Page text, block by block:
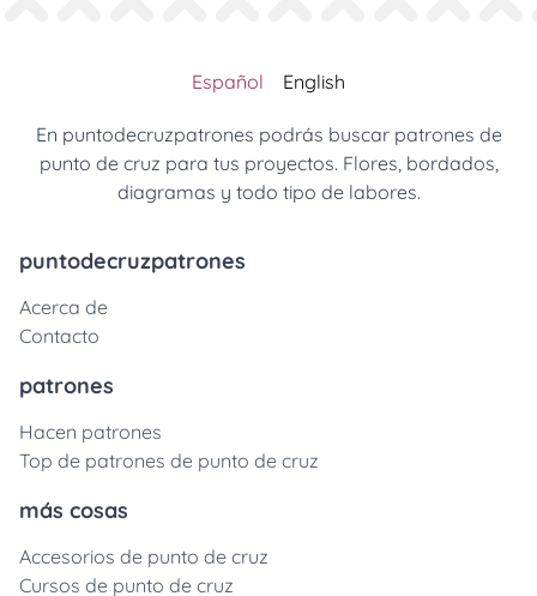
Español English
En puntodecruzpatrones podrás buscar patrones de
punto de cruz para tus proyectos. Flores, bordados,
diagramas y todo tipo de labores.
puntodecruzpatrones
Acerca de
Contacto
patrones
Hacen patrones
Top de patrones de punto de cruz
más cosas
Accesorios de punto de cruz
Cursos de punto de cruz